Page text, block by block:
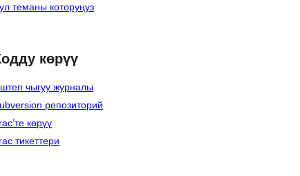
теманы которуңуз
көрүү
чыгуу журналы
репозиторий
көрүү
тикеттери